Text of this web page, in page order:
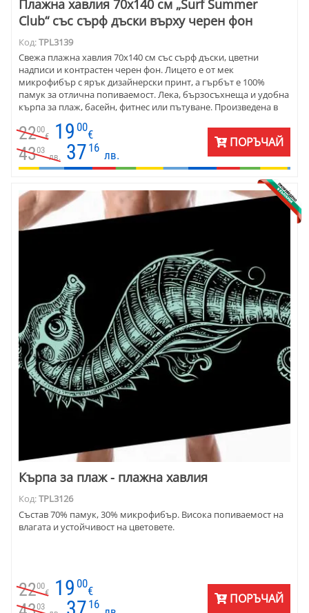
Плажна хавлия 70х140 см „Surf Summer
Club“ със сърф дъски върху черен фон
Код:TPL3139
Свежа плажна хавлия 70х140 см със сърф дъски, цветни
надписи и контрастен черен фон. Лицето е от мек
микрофибър с ярък дизайнерски принт, а гърбът е 100%
памук за отлична попиваемост. Лека, бързосъхнеща и удобна
кърпа за плаж, басейн, фитнес или пътуване. Произведена в
2200
€ 19 00
€
4303
лв. 37 16
лв.
ПОРЪЧАЙ
Кърпа за плаж - плажна хавлия
Код:TPL3126
Състав 70% памук, 30% микрофибър. Висока попиваемост на
влагата и устойчивост на цветовете.
2200
€ 19 00
€
03 16 ПОРЪЧАЙ